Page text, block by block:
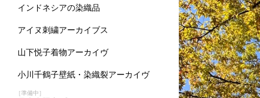
インドネシアの染織品
アイヌ刺繍アーカイブス
山下悦子着物アーカイヴ
小川千鶴子壁紙・染織裂アーカイヴ
［準備中］